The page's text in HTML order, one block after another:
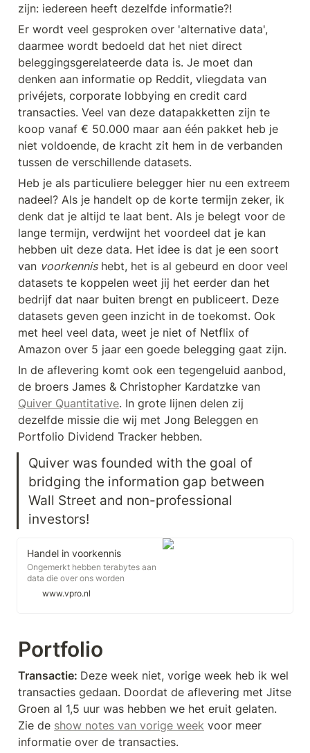
zijn: iedereen heeft dezelfde informatie?!
Er wordt veel gesproken over 'alternative data',
daarmee wordt bedoeld dat het niet direct
beleggingsgerelateerde data is. Je moet dan
denken aan informatie op Reddit, vliegdata van
privéjets, corporate lobbying en credit card
transacties. Veel van deze datapakketten zijn te
koop vanaf € 50.000 maar aan één pakket heb je
niet voldoende, de kracht zit hem in de verbanden
tussen de verschillende datasets.
Heb je als particuliere belegger hier nu een extreem
nadeel? Als je handelt op de korte termijn zeker, ik
denk dat je altijd te laat bent. Als je belegt voor de
lange termijn, verdwijnt het voordeel dat je kan
hebben uit deze data. Het idee is dat je een soort
van voorkennis hebt, het is al gebeurd en door veel
datasets te koppelen weet jij het eerder dan het
bedrijf dat naar buiten brengt en publiceert. Deze
datasets geven geen inzicht in de toekomst. Ook
met heel veel data, weet je niet of Netflix of
Amazon over 5 jaar een goede belegging gaat zijn.
In de aflevering komt ook een tegengeluid aanbod,
Quiver Quantitative. In grote lijnen delen zij
dezelfde missie die wij met Jong Beleggen en
Portfolio Dividend Tracker hebben.
Quiver was founded with the goal of
bridging the information gap between
Wall Street and non-professional
investors!
Handel in voorkennis
Ongemerkt hebben terabytes aan
data die over ons worden
verzameld hun intrede gedaan op
de aandelenbeurs. Slimme
Apple is of het aantal abonnees
van Netflix.
www.vpro.nl
Portfolio
Transactie: Deze week niet, vorige week heb ik wel
transacties gedaan. Doordat de aflevering met Jitse
Groen al 1,5 uur was hebben we het eruit gelaten.
Zie de show notes van vorige week voor meer
informatie over de transacties.